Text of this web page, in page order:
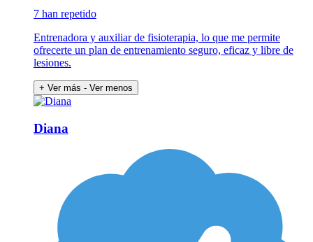
7 han repetido
Entrenadora y auxiliar de fisioterapia, lo que me permite
ofrecerte un plan de entrenamiento seguro, eficaz y libre de
lesiones.
+ Ver más - Ver menos
Diana